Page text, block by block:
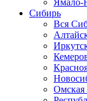
Ямало-
Сибирь
Вся
Омская